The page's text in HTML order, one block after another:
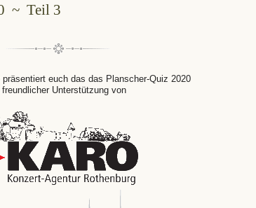
~ Teil 3
präsentiert euch das das Planscher-Quiz 2020
Unterstützung von